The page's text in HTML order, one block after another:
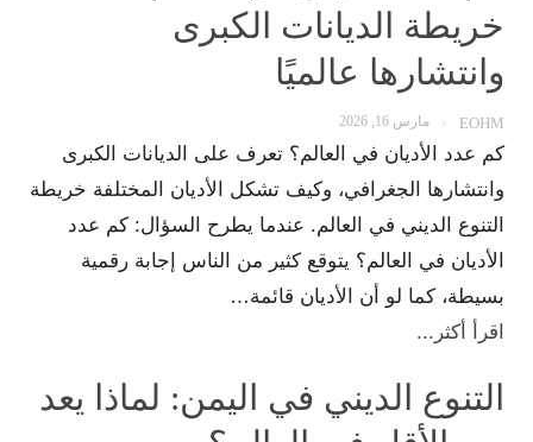
خريطة الديانات الكبرى
وانتشارها عالميًا
EOHM مارس 16, 2026
كم عدد الأديان في العالم؟ تعرف على الديانات الكبرى
وانتشارها الجغرافي، وكيف تشكل الأديان المختلفة خريطة
التنوع الديني في العالم. عندما يطرح السؤال: كم عدد
الأديان في العالم؟ يتوقع كثير من الناس إجابة رقمية
بسيطة، كما لو أن الأديان قائمة…
اقرأ أكثر...
التنوع الديني في اليمن: لماذا يعد